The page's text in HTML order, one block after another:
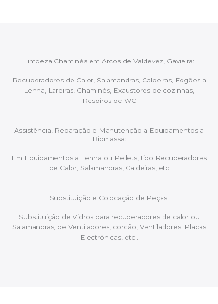
Limpeza Chaminés em Arcos de Valdevez, Gavieira:
Recuperadores de Calor, Salamandras, Caldeiras, Fogões a
Lenha, Lareiras, Chaminés, Exaustores de cozinhas,
Respiros de WC
Assistência, Reparação e Manutenção a Equipamentos a
Biomassa:
Em Equipamentos a Lenha ou Pellets, tipo Recuperadores
de Calor, Salamandras, Caldeiras, etc
Substituição e Colocação de Peças:
Substituição de Vidros para recuperadores de calor ou
Salamandras, de Ventiladores, cordão, Ventiladores, Placas
Electrónicas, etc..